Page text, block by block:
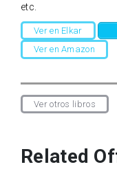
etc.
Ver en Elkar
Ver en Amazon
Ver otros libros
Related